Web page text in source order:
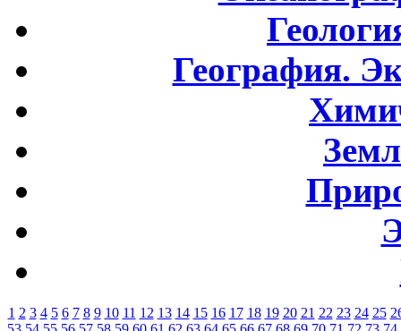
География.
1 2 3 4 5 6 7 8 9 10 11 12 13 14 15 16 17 18 19 20 21 22 23 24 25